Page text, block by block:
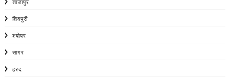
शिवपुरी
श्योपर
सागर
हरद